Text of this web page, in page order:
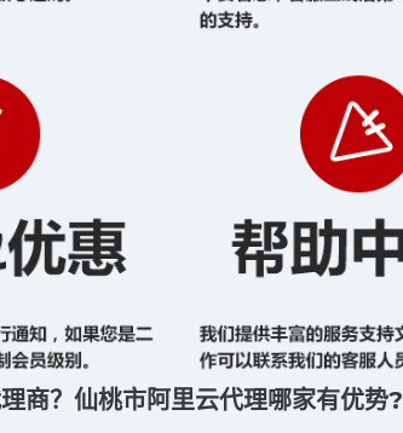
商？仙桃市阿里云代理哪家有优势?